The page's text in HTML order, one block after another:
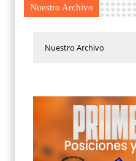
Nuestro Archivo